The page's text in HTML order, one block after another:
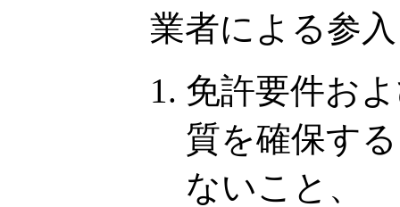
業者による参
免許要件お
質を確保す
ないこと、